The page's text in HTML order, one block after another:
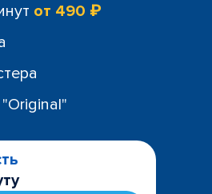
от 490 ₽